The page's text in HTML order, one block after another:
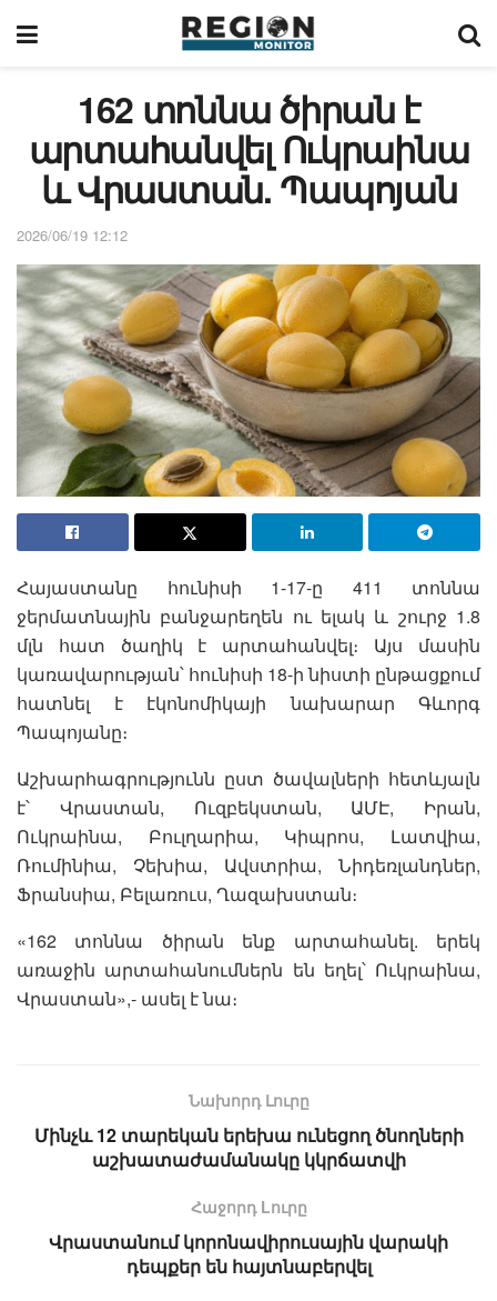
162 տոննա ծիրան է
արտահանվել Ուկրաինա
և Վրաստան. Պապոյան
2026/06/19 12:12
Հայաստանը հունիսի 1-17-ը 411 տոննա
ջերմատնային բանջարեղեն ու ելակ և շուրջ 1.8
մլն հատ ծաղիկ է արտահանվել։ Այս մասին
կառավարության՝ հունիսի 18-ի նիստի ընթացքում
հատնել է էկոնոմիկայի նախարար Գևորգ
Պապոյանը։
Աշխարհագրությունն ըստ ծավալների հետևյալն
է՝ Վրաստան, Ուզբեկստան, ԱՄԷ, Իրան,
Ուկրաինա, Բուլղարիա, Կիպրոս, Լատվիա,
Ռումինիա, Չեխիա, Ավստրիա, Նիդեռլանդներ,
Ֆրանսիա, Բելառուս, Ղազախստան։
«162 տոննա ծիրան ենք արտահանել. երեկ
առաջին արտահանումներն են եղել՝ Ուկրաինա,
Վրաստան»,- ասել է նա։
Նախորդ Լուրը
Մինչև 12 տարեկան երեխա ունեցող ծնողների
աշխատաժամանակը կկրճատվի
Հաջորդ Lուրը
Վրաստանում կորոնավիրուսային վարակի
դեպքեր են հայտնաբերվել